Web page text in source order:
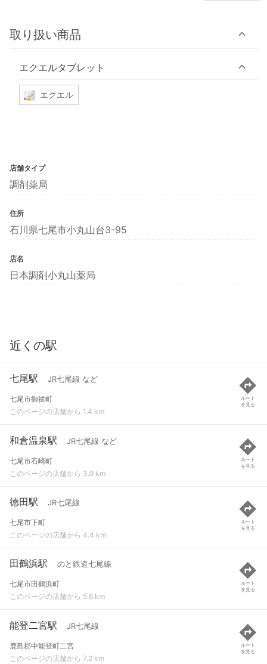
取り扱い商品
エクエルタブレット
エクエル
店舗タイプ
調剤薬局
住所
石川県七尾市小丸山台3-95
店名
日本調剤小丸山薬局
近くの駅
七尾駅 JR七尾線 など
七尾市御祓町
このページの店舗から 1.4 km
ルート
を見る
和倉温泉駅 JR七尾線 など
七尾市石崎町
このページの店舗から 3.9 km
ルート
を見る
徳田駅 JR七尾線
七尾市下町
このページの店舗から 4.4 km
ルート
を見る
田鶴浜駅 のと鉄道七尾線
七尾市田鶴浜町
このページの店舗から 5.6 km
ルート
を見る
能登二宮駅 JR七尾線
鹿島郡中能登町二宮
このページの店舗から 7.2 km
ルート
を見る